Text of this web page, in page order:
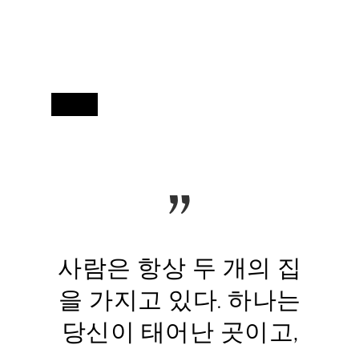
”
사람은 항상 두 개의 집
을 가지고 있다. 하나는
당신이 태어난 곳이고,